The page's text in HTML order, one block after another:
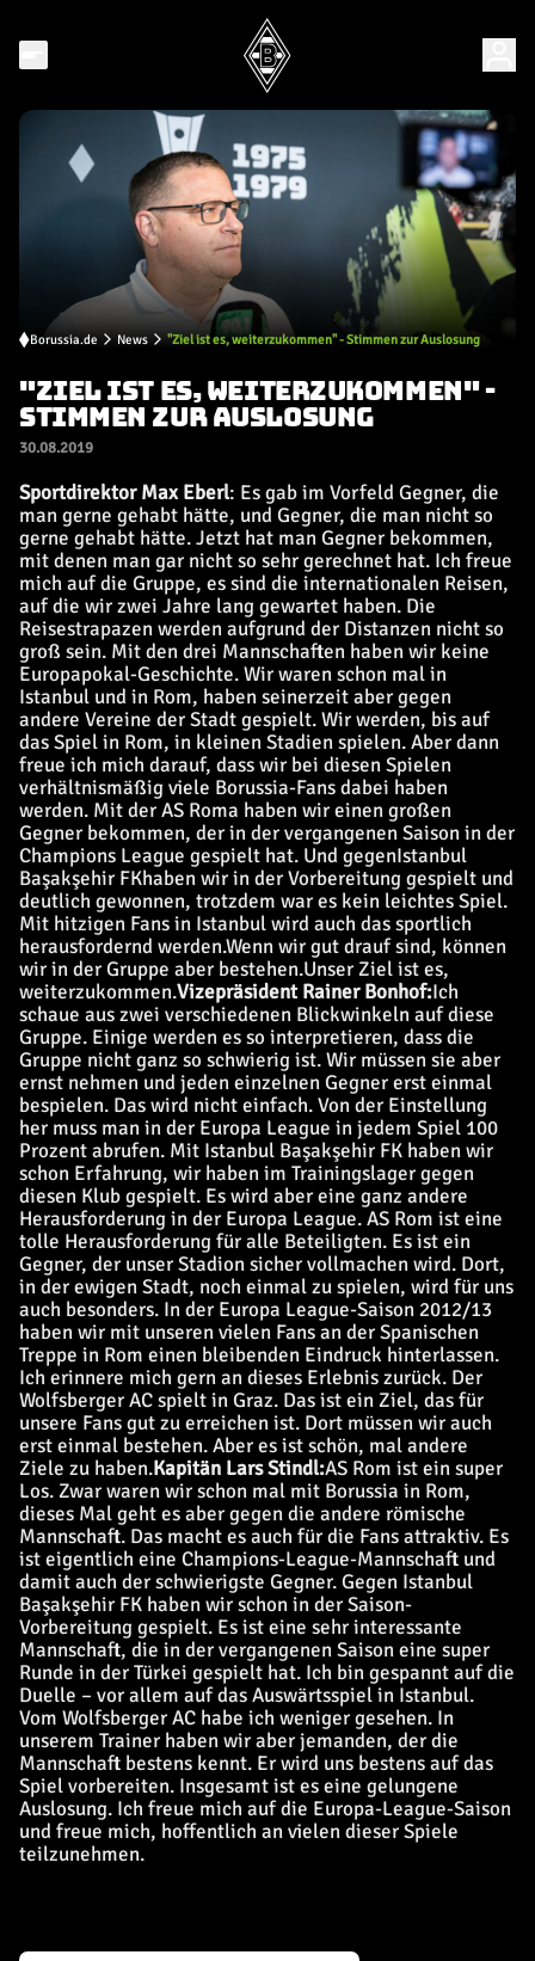
Borussia.de News "Ziel ist es, weiterzukommen" - Stimmen zur Auslosung
"ZIEL IST ES, WEITERZUKOMMEN" -
STIMMEN ZUR AUSLOSUNG
30.08.2019
Sportdirektor Max Eberl: Es gab im Vorfeld Gegner, die
man gerne gehabt hätte, und Gegner, die man nicht so
gerne gehabt hätte. Jetzt hat man Gegner bekommen,
mit denen man gar nicht so sehr gerechnet hat. Ich freue
mich auf die Gruppe, es sind die internationalen Reisen,
auf die wir zwei Jahre lang gewartet haben. Die
Reisestrapazen werden aufgrund der Distanzen nicht so
groß sein. Mit den drei Mannschaften haben wir keine
Europapokal-Geschichte. Wir waren schon mal in
Istanbul und in Rom, haben seinerzeit aber gegen
andere Vereine der Stadt gespielt. Wir werden, bis auf
das Spiel in Rom, in kleinen Stadien spielen. Aber dann
freue ich mich darauf, dass wir bei diesen Spielen
verhältnismäßig viele Borussia-Fans dabei haben
werden. Mit der AS Roma haben wir einen großen
Gegner bekommen, der in der vergangenen Saison in der
Champions League gespielt hat. Und gegenIstanbul
Başakşehir FKhaben wir in der Vorbereitung gespielt und
deutlich gewonnen, trotzdem war es kein leichtes Spiel.
Mit hitzigen Fans in Istanbul wird auch das sportlich
herausfordernd werden.Wenn wir gut drauf sind, können
wir in der Gruppe aber bestehen.Unser Ziel ist es,
weiterzukommen.Vizepräsident Rainer Bonhof:Ich
schaue aus zwei verschiedenen Blickwinkeln auf diese
Gruppe. Einige werden es so interpretieren, dass die
Gruppe nicht ganz so schwierig ist. Wir müssen sie aber
ernst nehmen und jeden einzelnen Gegner erst einmal
bespielen. Das wird nicht einfach. Von der Einstellung
her muss man in der Europa League in jedem Spiel 100
Prozent abrufen. Mit Istanbul Başakşehir FK haben wir
schon Erfahrung, wir haben im Trainingslager gegen
diesen Klub gespielt. Es wird aber eine ganz andere
Herausforderung in der Europa League. AS Rom ist eine
tolle Herausforderung für alle Beteiligten. Es ist ein
Gegner, der unser Stadion sicher vollmachen wird. Dort,
in der ewigen Stadt, noch einmal zu spielen, wird für uns
auch besonders. In der Europa League-Saison 2012/13
haben wir mit unseren vielen Fans an der Spanischen
Treppe in Rom einen bleibenden Eindruck hinterlassen.
Ich erinnere mich gern an dieses Erlebnis zurück. Der
Wolfsberger AC spielt in Graz. Das ist ein Ziel, das für
unsere Fans gut zu erreichen ist. Dort müssen wir auch
erst einmal bestehen. Aber es ist schön, mal andere
Ziele zu haben.Kapitän Lars Stindl:AS Rom ist ein super
Los. Zwar waren wir schon mal mit Borussia in Rom,
dieses Mal geht es aber gegen die andere römische
Mannschaft. Das macht es auch für die Fans attraktiv. Es
ist eigentlich eine Champions-League-Mannschaft und
damit auch der schwierigste Gegner. Gegen Istanbul
Başakşehir FK haben wir schon in der Saison-
Vorbereitung gespielt. Es ist eine sehr interessante
Mannschaft, die in der vergangenen Saison eine super
Runde in der Türkei gespielt hat. Ich bin gespannt auf die
Duelle – vor allem auf das Auswärtsspiel in Istanbul.
Vom Wolfsberger AC habe ich weniger gesehen. In
unserem Trainer haben wir aber jemanden, der die
Mannschaft bestens kennt. Er wird uns bestens auf das
Spiel vorbereiten. Insgesamt ist es eine gelungene
Auslosung. Ich freue mich auf die Europa-League-Saison
und freue mich, hoffentlich an vielen dieser Spiele
teilzunehmen.